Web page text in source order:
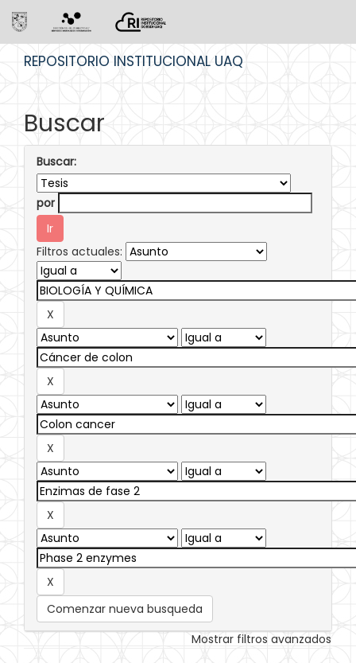
REPOSITORIO INSTITUCIONAL UAQ
Buscar
Buscar:
por
Filtros actuales:
Comenzar nueva busqueda
Mostrar filtros avanzados